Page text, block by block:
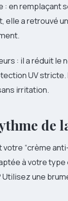
en remplaçant
elle a retrouvé
: il a réduit le
UV
irritation.
de
“crème
à votre
une